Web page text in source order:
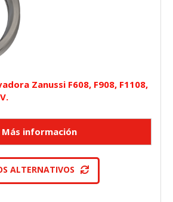
Zanussi F608, F908, F1108,
ALTERNATIVOS